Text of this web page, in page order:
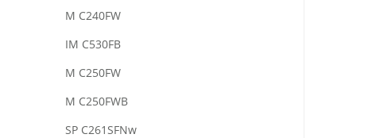
M C240FW
IM C530FB
M C250FW
M C250FWB
SP C261SFNw